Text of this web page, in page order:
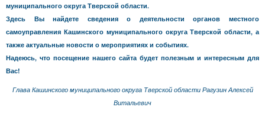
муниципального округа Тверской области.
Здесь Вы найдете сведения о деятельности органов местного
самоуправления Кашинского муниципального округа Тверской области, а
также актуальные новости о мероприятиях и событиях.
Надеюсь, что посещение нашего сайта будет полезным и интересным для
Вас!
Глава Кашинского муниципального округа Тверской области Рагузин Алексей
Витальевич